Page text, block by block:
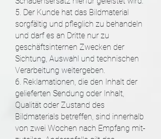
5. Der Kunde hat das Bildmaterial
sorgfältig und pfleglich zu behandeln
und darf es an Dritte nur zu
geschäftsinternen Zwecken der
Sichtung, Auswahl und technischen
Verarbeitung weitergeben.
6. Reklamationen, die den Inhalt der
gelieferten Sendung oder Inhalt,
Qualität oder Zustand des
Bildmaterials betreffen, sind innerhalb
von zwei Wochen nach Empfang mit-